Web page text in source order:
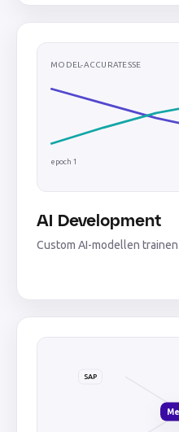
MODEL-ACCURATESSE
epoch 1
AI Development
Custom AI-modellen
SAP